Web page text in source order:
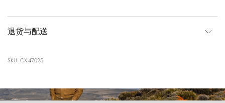
退货与配送
SKU: CX-47025